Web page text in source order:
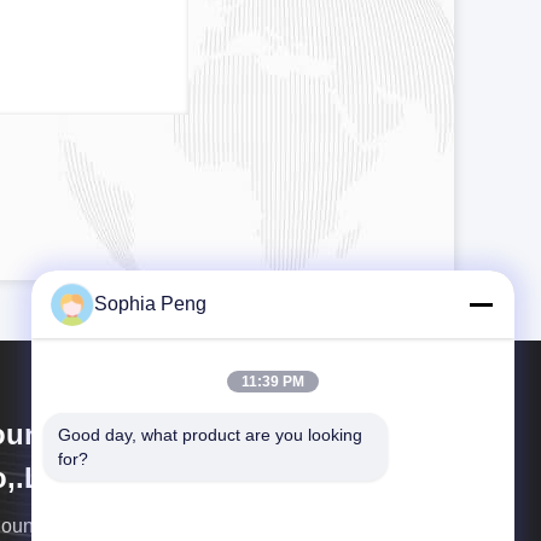
New Energy Technology
New Energ είναι κατασκευαστής κυψελών
Sophia Peng
11:39 PM
Good day, what product are you looking
for?